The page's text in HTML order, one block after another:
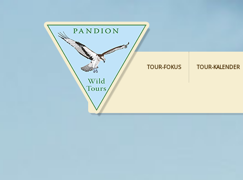
TOUR-FOKUS TOUR-KALENDER